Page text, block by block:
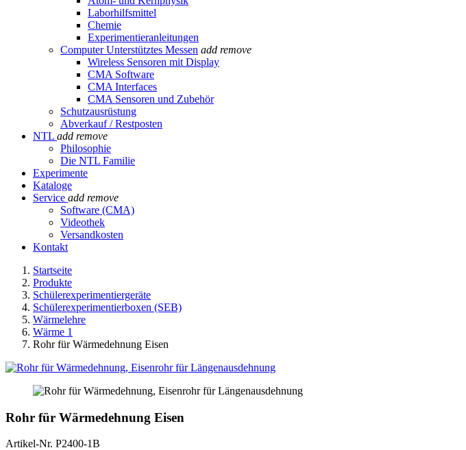
Laborhilfsmittel
Chemie
Experimentieranleitungen
Computer Unterstütztes Messen add remove
Wireless Sensoren mit Display
CMA Software
CMA Interfaces
CMA Sensoren und Zubehör
Schutzausrüstung
Abverkauf / Restposten
NTL add remove
Philosophie
Die NTL Familie
Experimente
Kataloge
Service add remove
Software (CMA)
Videothek
Versandkosten
Kontakt
Startseite
Produkte
Schülerexperimentiergeräte
Schülerexperimentierboxen (SEB)
Wärmelehre
Wärme 1
Rohr für Wärmedehnung Eisen
Rohr für Wärmedehnung Eisen
Artikel-Nr. P2400-1B